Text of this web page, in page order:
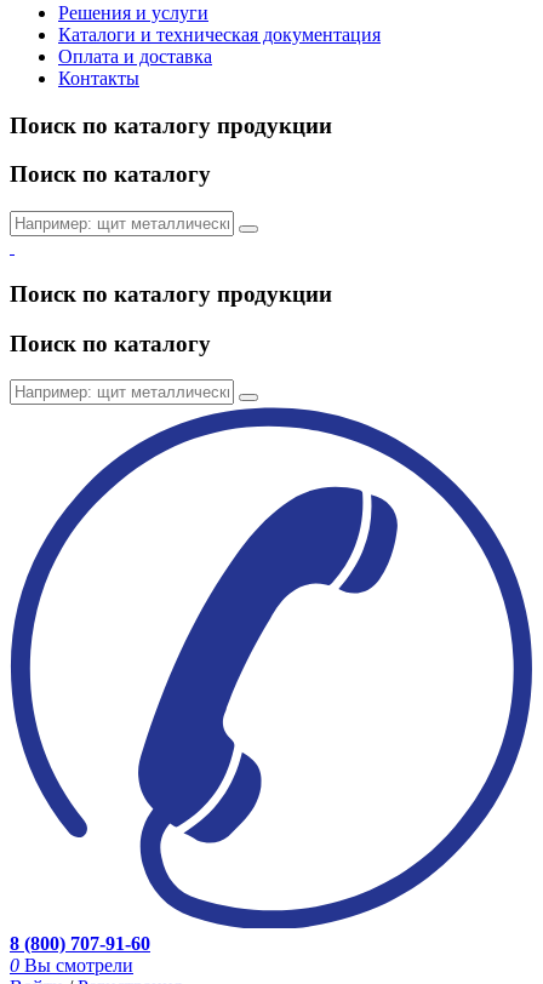
Решения и услуги
Каталоги и техническая документация
Оплата и доставка
Контакты
Поиск по каталогу продукции
Поиск по каталогу
Поиск по каталогу продукции
Поиск по каталогу
8 (800) 707-91-60
0 Вы смотрели